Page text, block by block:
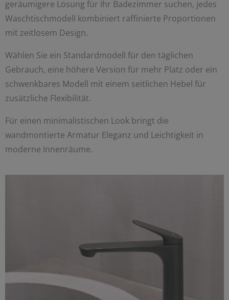
geräumigere Lösung für Ihr Badezimmer suchen, jedes
Waschtischmodell kombiniert raffinierte Proportionen
mit zeitlosem Design.
Wählen Sie ein Standardmodell für den täglichen
Gebrauch, eine höhere Version für mehr Platz oder ein
schwenkbares Modell mit einem seitlichen Hebel für
zusätzliche Flexibilität.
Für einen minimalistischen Look bringt die
wandmontierte Armatur Eleganz und Leichtigkeit in
moderne Innenräume.